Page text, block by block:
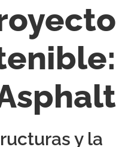
y la